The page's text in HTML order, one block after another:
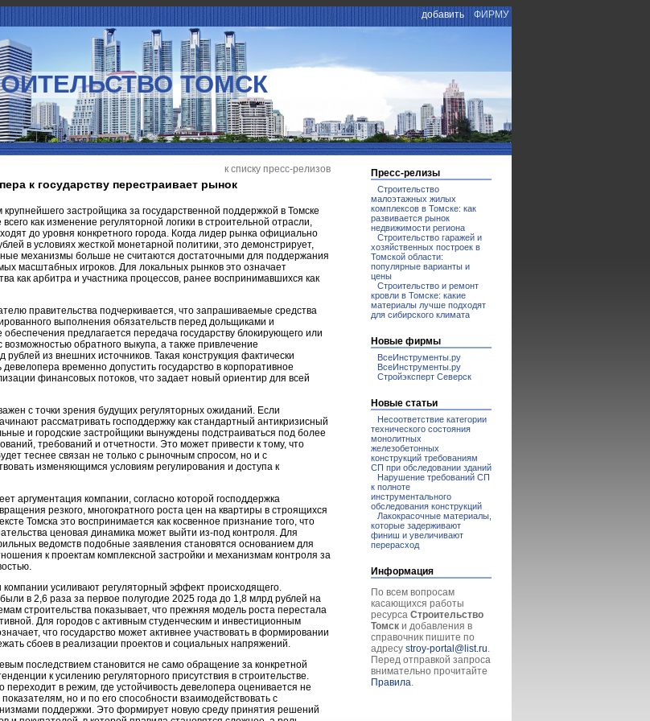
добавить ФИРМУ
ТОМСК
к списку пресс-релизов
к государству перестраивает рынок
застройщика за государственной поддержкой в Томске
как изменение регуляторной логики в строительной отрасли,
до уровня конкретного города. Когда лидер рынка официально
в условиях жесткой монетарной политики, это демонстрирует,
механизмы больше не считаются достаточными для поддержания
масштабных игроков. Для локальных рынков это означает
как арбитра и участника процессов, ранее воспринимавшихся как
правительства подчеркивается, что запрашиваемые средства
выполнения обязательств перед дольщиками и
обеспечения предлагается передача государству блокирующего или
возможностью обратного выкупа, а также привлечение
из внешних источников. Такая конструкция фактически
девелопера временно допустить государство в корпоративное
финансовых потоков, что задает новый ориентир для всей
с точки зрения будущих регуляторных ожиданий. Если
рассматривать господдержку как стандартный антикризисный
и городские застройщики вынуждены подстраиваться под более
требований и отчетности. Это может привести к тому, что
теснее связан не только с рыночным спросом, но и с
изменяющимся условиям регулирования и доступа к
аргументация компании, согласно которой господдержка
резкого, многократного роста цен на квартиры в строящихся
Томска это воспринимается как косвенное признание того, что
ценовая динамика может выйти из-под контроля. Для
ведомств подобные заявления становятся основанием для
к проектам комплексной застройки и механизмам контроля за
усиливают регуляторный эффект происходящего.
в 2,6 раза за первое полугодие 2025 года до 1,8 млрд рублей на
строительства показывает, что прежняя модель роста перестала
Для городов с активным студенческим и инвестиционным
что государство может активнее участвовать в формировании
сбоев в реализации проектов и социальных напряжений.
последствием становится не само обращение за конкретной
к усилению регуляторного присутствия в строительстве.
переходит в режим, где устойчивость девелопера оценивается не
но и по его способности взаимодействовать с
поддержки. Это формирует новую среду принятия решений
Пресс-релизы
Строительство
малоэтажных жилых
комплексов в Томске: как
развивается рынок
недвижимости региона
Строительство гаражей и
хозяйственных построек в
Томской области:
популярные варианты и
цены
Строительство и ремонт
кровли в Томске: какие
материалы лучше подходят
для сибирского климата
Новые фирмы
ВсеИнструменты.ру
ВсеИнструменты.ру
Стройэксперт Северск
Новые статьи
Несоответствие категории
технического состояния
монолитных
железобетонных
конструкций требованиям
СП при обследовании зданий
Нарушение требований СП
к полноте
инструментального
обследования конструкций
Лакокрасочные материалы,
которые задерживают
финиш и увеличивают
перерасход
Информация
По всем вопросам
касающихся работы
ресурса Строительство
Томск и добавления в
справочник пишите по
адресу stroy-portal@list.ru.
Перед отправкой запроса
внимательно прочитайте
Правила.